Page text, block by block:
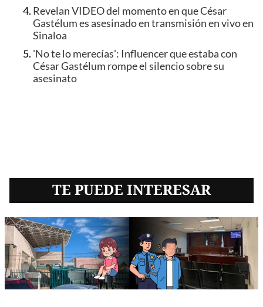
Revelan VIDEO del momento en que César
Gastélum es asesinado en transmisión en vivo en
Sinaloa
'No te lo merecías': Influencer que estaba con
César Gastélum rompe el silencio sobre su
asesinato
TE PUEDE INTERESAR